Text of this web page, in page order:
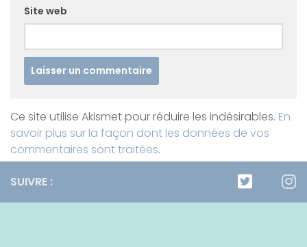
Site web
Ce site utilise Akismet pour réduire les indésirables. En
savoir plus sur la façon dont les données de vos
commentaires sont traitées.
SUIVRE :